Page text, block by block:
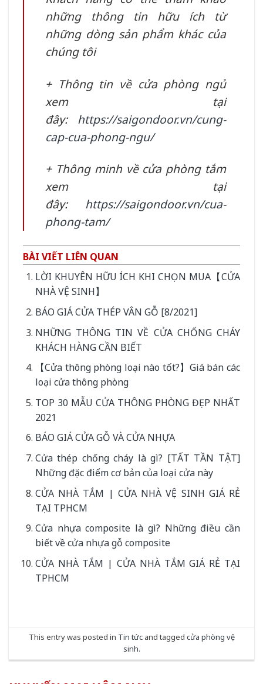
những thông tin hữu ích từ
những dòng sản phẩm khác của
chúng tôi
+ Thông tin về cửa phòng ngủ
xem tại
đây: https://saigondoor.vn/cung-
cap-cua-phong-ngu/
+ Thông minh về cửa phòng tắm
xem tại
đây: https://saigondoor.vn/cua-
phong-tam/
BÀI VIẾT LIÊN QUAN
LỜI KHUYÊN HỮU ÍCH KHI CHỌN MUA【CỬA
NHÀ VỆ SINH】
BÁO GIÁ CỬA THÉP VÂN GỖ [8/2021]
NHỮNG THÔNG TIN VỀ CỬA CHỐNG CHÁY
KHÁCH HÀNG CẦN BIẾT
【Cửa thông phòng loại nào tốt?】Giá bán các
loại cửa thông phòng
TOP 30 MẪU CỬA THÔNG PHÒNG ĐẸP NHẤT
2021
BÁO GIÁ CỬA GỖ VÀ CỬA NHỰA
Cửa thép chống cháy là gì? [TẤT TẦN TẬT]
Những đặc điểm cơ bản của loại cửa này
CỬA NHÀ TẮM | CỬA NHÀ VỆ SINH GIÁ RẺ
TẠI TPHCM
Cửa nhựa composite là gì? Những điều cần
biết về cửa nhựa gỗ composite
CỬA NHÀ TẮM | CỬA NHÀ TẮM GIÁ RẺ TẠI
TPHCM
This entry was posted in Tin tứcand tagged cửa phòng vệ
sinh.